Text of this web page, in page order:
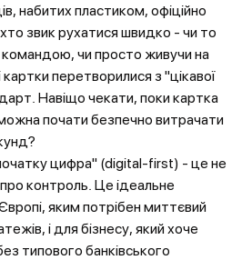
набитих пластиком, офіційно
звик рухатися швидко - чи то
чи просто живучи на
картки перетворилися з "цікавої
Навіщо чекати, поки картка
почати безпечно витрачати
цифра" (digital-first) - це не
контроль. Це ідеальне
яким потрібен миттєвий
і для бізнесу, який хоче
типового банківського